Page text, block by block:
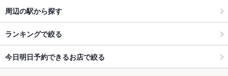
周辺の駅から探す
ランキングで絞る
今日明日予約できるお店で絞る